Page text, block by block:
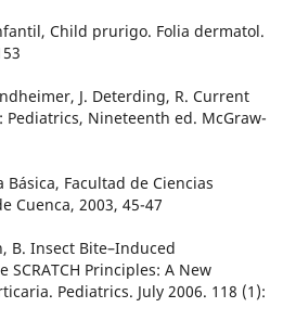
Child prurigo. Folia dermatol.
J. Deterding, R. Current
Pediatrics, Nineteenth ed. McGraw-
Facultad de Ciencias
Cuenca, 2003, 45-47
B. Insect Bite–Induced
Principles: A New
Pediatrics. July 2006. 118 (1):